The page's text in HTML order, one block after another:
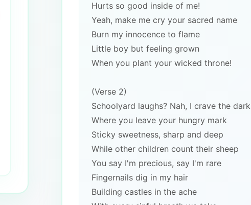
Hurts so good inside of me!
Yeah, make me cry your sacred name
Burn my innocence to flame
Little boy but feeling grown
When you plant your wicked throne!
(Verse 2)
Schoolyard laughs? Nah, I crave the dark
Where you leave your hungry mark
Sticky sweetness, sharp and deep
While other children count their sheep
You say I'm precious, say I'm rare
Fingernails dig in my hair
Building castles in the ache